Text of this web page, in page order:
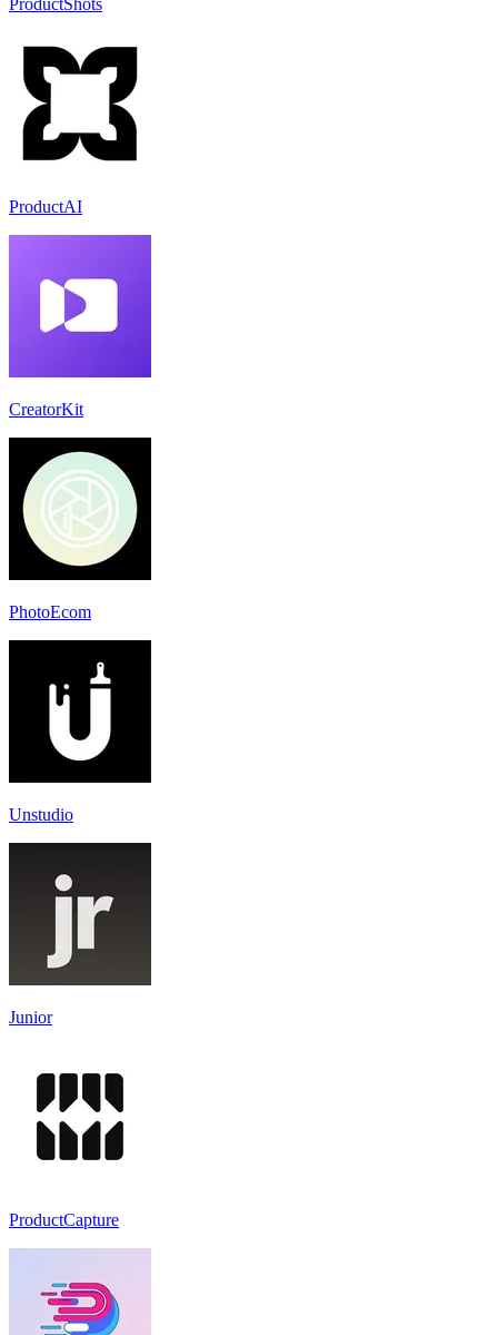
ProductAI
CreatorKit
PhotoEcom
Unstudio
Junior
ProductCapture